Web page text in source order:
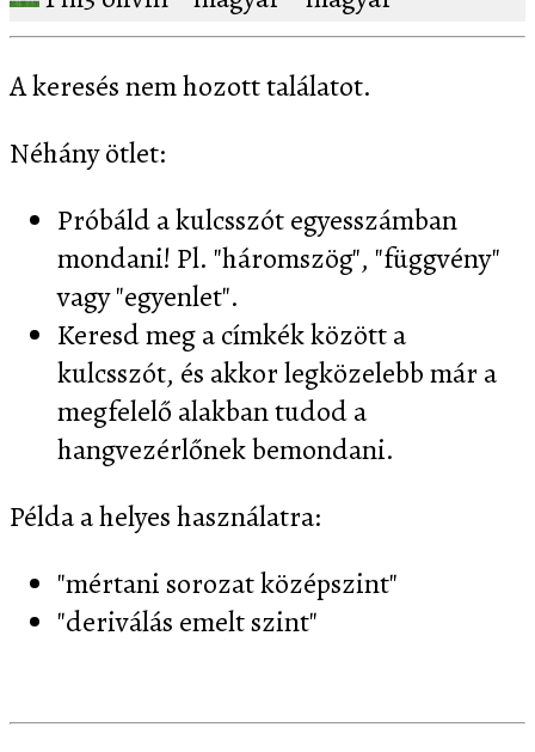
A keresés nem hozott találatot.
Néhány ötlet:
Próbáld a kulcsszót egyesszámban
mondani! Pl. "háromszög", "függvény"
vagy "egyenlet".
Keresd meg a címkék között a
kulcsszót, és akkor legközelebb már a
megfelelő alakban tudod a
hangvezérlőnek bemondani.
Példa a helyes használatra:
"mértani sorozat középszint"
"deriválás emelt szint"